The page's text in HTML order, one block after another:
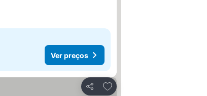
Ver preços
Partilhar
Adicionar aos favoritos